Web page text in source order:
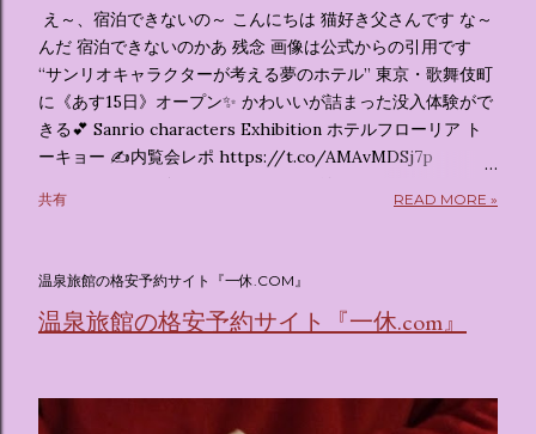
え～、宿泊できないの～ こんにちは 猫好き父さんです な～
んだ 宿泊できないのかあ 残念 画像は公式からの引用です
“サンリオキャラクターが考える夢のホテル” 東京・歌舞伎町
に《あす15日》オープン✨️ かわいいが詰まった没入体験がで
きる💕 Sanrio characters Exhibition ホテルフローリア ト
ーキョー ✍️内覧会レポ https://t.co/AMAvMDSj7p
pic.twitter.com/sKx7uXeXHW — オリコンニュース
(@oricon) July 14, 2026 ホテルフローリア トーキョー
はなく、2026年7月15日から東京・新宿でスタートする サン
リオキャラクターズの体験型・没入型展示イベント の名称で
陸となります。 まるで本当にラグジュアリーホテルにチェッ
共有 READ MORE »
温泉旅館の格安予約サイト『一休.COM』
温泉旅館の格安予約サイト『一休.com』